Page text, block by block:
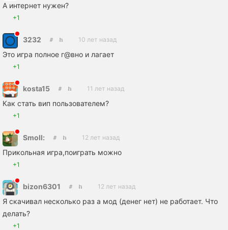
А интернет нужен?
+1
3232 10 лет назад
Это игра полное г@вно и лагает
+1
kosta15 11 лет назад
Как стать вип пользователем?
+1
Smoll: 12 лет назад
Прикольная игра,поиграть можно
+1
bizon6301 12 лет назад
Я скачивал несколько раз а мод (денег нет) не работает. Что
делать?
+1